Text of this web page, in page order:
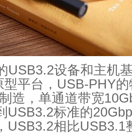
USB3.2设备和主机
型平台，USB-PHY
造，单通道带宽
USB3.2标准的
USB3.2相比USB3.1